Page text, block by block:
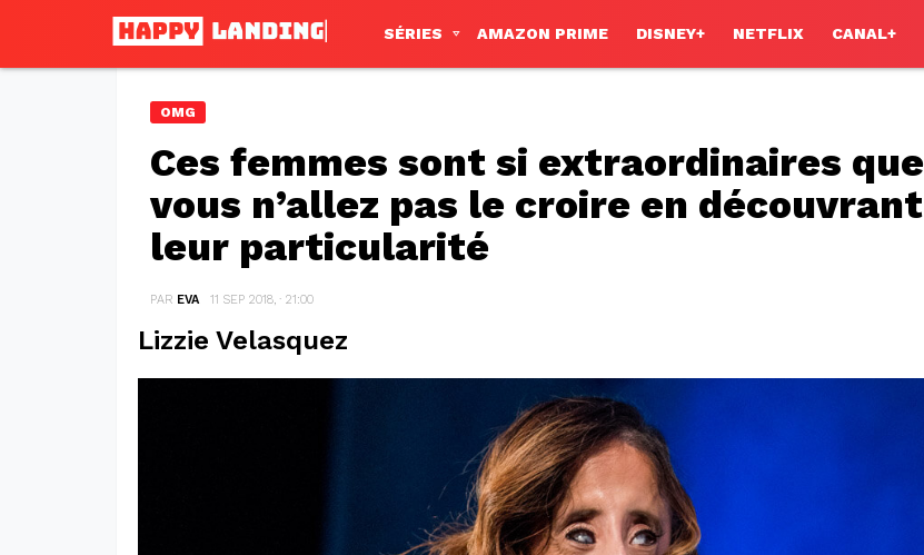
SÉRIES AMAZON PRIME DISNEY+ NETFLIX CANAL+
OMG
Ces femmes sont si extraordinaires que
vous n’allez pas le croire en découvrant
leur particularité
PAR EVA 11 SEP 2018, · 21:00
Lizzie Velasquez